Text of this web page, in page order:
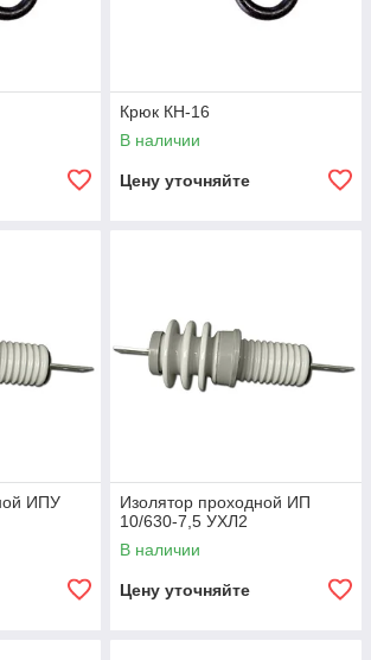
Крюк КН-16
В наличии
Цену уточняйте
ИПУ
Изолятор проходной ИП
10/630-7,5 УХЛ2
В наличии
Цену уточняйте